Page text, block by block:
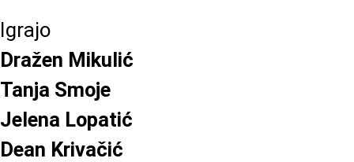
Igrajo
Dražen Mikulić
Tanja Smoje
Jelena Lopatić
Dean Krivačić